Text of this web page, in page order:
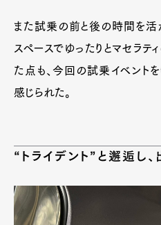
また試乗の前と後の時間を活
スペースでゆったりとマセラテ
た点も、今回の試乗イベント
感じられた。
“トライデント”と邂逅し